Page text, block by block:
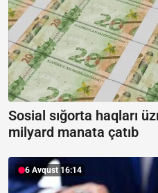
Sosial sığorta haqları
milyard manata çatıb
6 Avqust 16:14